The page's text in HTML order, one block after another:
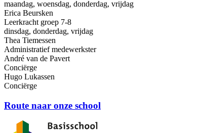
maandag, woensdag, donderdag, vrijdag
Erica Beursken
Leerkracht groep 7-8
dinsdag, donderdag, vrijdag
Thea Tiemessen
Administratief medewerkster
André van de Pavert
Conciërge
Hugo Lukassen
Conciërge
Route naar onze school